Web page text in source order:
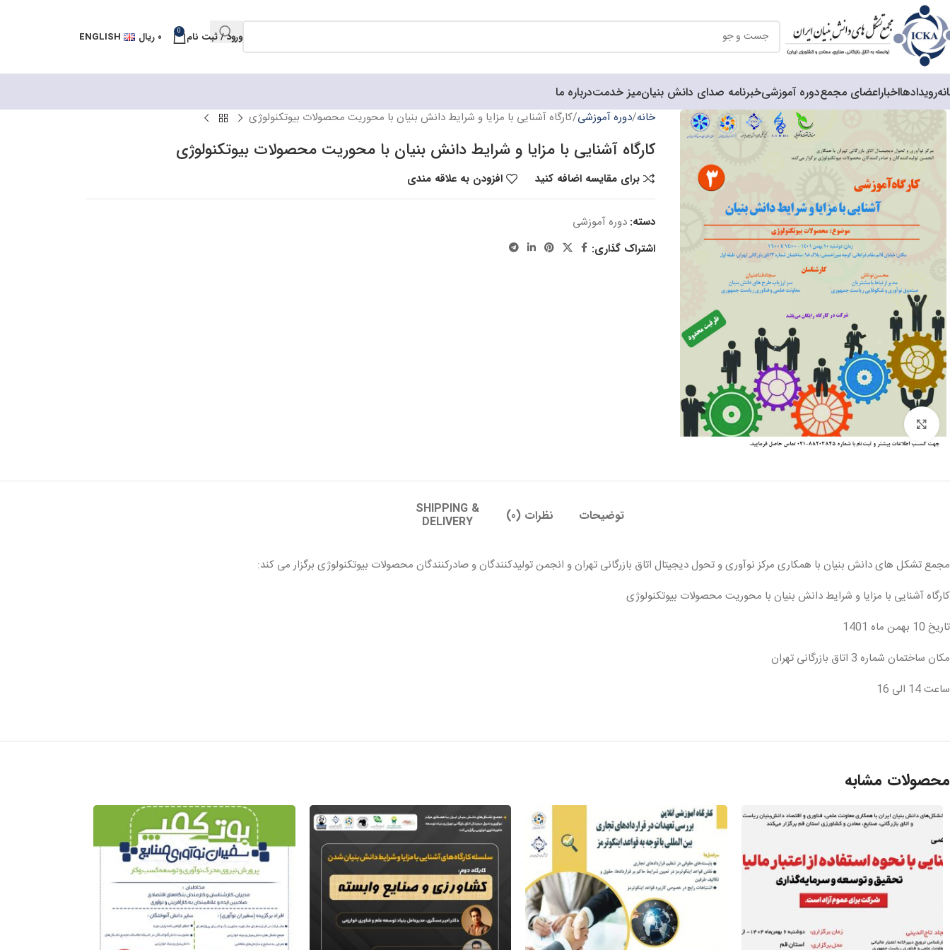
ورود / ثبت نام 0 ۰ ریال ENGLISH
رویدادهااخباراعضای مجمعدوره آموزشیخبرنامه صدای دانش بنیانمیز خدمتدرباره ما
برای بزرگنمایی کلیک کنید
خانه دوره آموزشی کارگاه آشنایی با مزایا و شرایط دانش بنیان با محوریت محصولات بیوتکنولوژی
کارگاه آشنایی با مزایا و شرایط دانش بنیان با محوریت محصولات بیوتکنولوژی
برای مقایسه اضافه کنید افزودن به علاقه مندی
دسته: دوره آموزشی
اشتراک گذاری:
توضیحات نظرات (0) SHIPPING &
DELIVERY
مجمع تشکل های دانش بنیان با همکاری مرکز نوآوری و تحول دیجیتال اتاق بازرگانی تهران و انجمن تولیدکنندگان و صادرکنندگان محصولات بیوتکنولوژی برگزار می کند:
کارگاه آشنایی با مزایا و شرایط دانش بنیان با محوریت محصولات بیوتکنولوژی
تاریخ 10 بهمن ماه 1401
مکان ساختمان شماره 3 اتاق بازرگانی تهران
ساعت 14 الی 16
محصولات مشابه